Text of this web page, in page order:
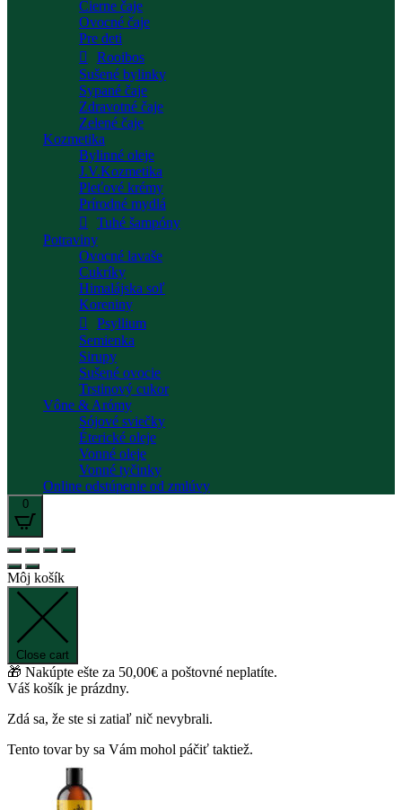
Čierne čaje
Ovocné čaje
Pre deti
Rooibos
Sušené bylinky
Sypané čaje
Zdravotné čaje
Zelené čaje
Kozmetika
Bylinné oleje
J.V.Kozmetika
Pleťové krémy
Prírodné mydlá
Tuhé šampóny
Potraviny
Ovocné lavaše
Cukríky
Himalájska soľ
Koreniny
Psyllium
Semienka
Sirupy
Sušené ovocie
Trstinový cukor
Vône & Arómy
Sójové sviečky
Éterické oleje
Vonné oleje
Vonné tyčinky
Online odstúpenie od zmlúvy
0
Môj košík
Close cart
🎁 Nakúpte ešte za 50,00€ a poštovné neplatíte.
Váš košík je prázdny.
Zdá sa, že ste si zatiaľ nič nevybrali.
Tento tovar by sa Vám mohol páčiť taktiež.